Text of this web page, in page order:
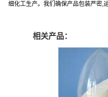
细化工生产。我们确保产品包装严密,
相关产品：